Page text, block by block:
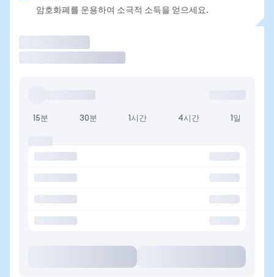
암호화폐를 운용하여 소극적 소득을 얻으세요.
15분 30분 1시간 4시간 1일